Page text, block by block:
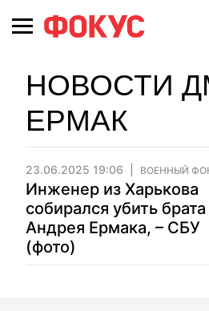
НОВОСТИ
ЕРМАК
23.06.2025 19:06 ВОЕННЫЙ
Инженер из Харькова
собирался убить брата
Андрея Ермака, – СБУ
(фото)